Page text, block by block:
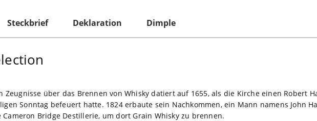
Steckbrief Deklaration Dimple
über das Brennen von Whisky datiert auf 1655, als die Kirche einen Robert
Sonntag befeuert hatte. 1824 erbaute sein Nachkommen, ein Mann namens John
Bridge Destillerie, um dort Grain Whisky zu brennen.